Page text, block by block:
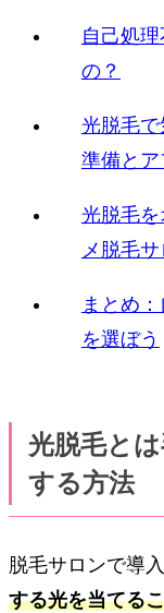
自己処
の？
光脱毛
準備と
光脱毛
メ脱毛サ
まとめ
を選ぼう
光脱毛と
する方法
脱毛サロンで導
する光を当てる